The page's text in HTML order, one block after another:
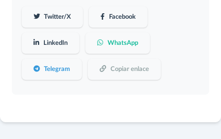
Twitter/X Facebook
LinkedIn WhatsApp
Telegram Copiar enlace